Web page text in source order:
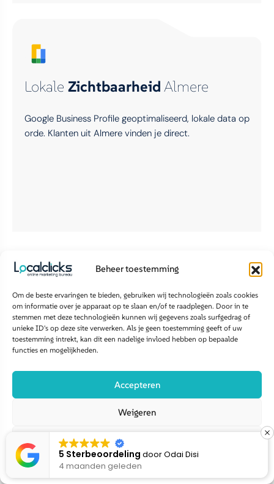
Beheer toestemming
Om de beste ervaringen te bieden, gebruiken wij technologieën zoals cookies
om informatie over je apparaat op te slaan en/of te raadplegen. Door in te
stemmen met deze technologieën kunnen wij gegevens zoals surfgedrag of
unieke ID's op deze site verwerken. Als je geen toestemming geeft of uw
toestemming intrekt, kan dit een nadelige invloed hebben op bepaalde
functies en mogelijkheden.
Accepteren
Weigeren
Bekijk voorkeuren
CookiebeleidDisclaimer privacy policy
Lokale ZichtbaarheidAlmere
Google Business Profile geoptimaliseerd, lokale data op
orde. Klanten uit Almere vinden je direct.
Groei indrie stappen
Zo werkt het
Zo maken wij jouw merk
zichtbaarin Google én
AI modellen
5 Sterbeoordeling doorLinda Linda
4 maanden geleden